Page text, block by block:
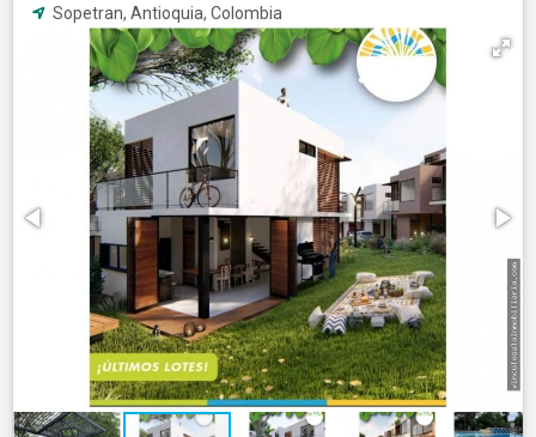
Sopetran, Antioquia, Colombia